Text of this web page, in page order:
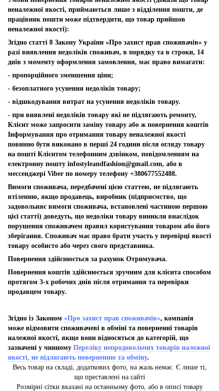
неналежної якості, приймаються лише з відділення пошти, де
працівник пошти може підтвердити, що товар прийшов
неналежної якості):
Згідно статті 8 Закону України «Про захист прав споживачів» у
разі виявлення недоліків споживач, в порядку та в строки, 14
днів з моменту оформлення замовлення, має право вимагати:
- пропорційного зменшення ціни;
- безоплатного усунення недоліків товару;
- відшкодування витрат на усунення недоліків товару.
- при виявлені недоліків товару які не підлягають ремонту,
Клієнт може запросити заміну товару або ж повернення коштів
Інформування про отримання товару неналежної якості
повинно бути виконано в перші 24 години після огляду товару
на пошті Клієнтом телефонним дзвінком, повідомленням на
електронну пошту infostyleandfashion@gmail.com, або в
мессенджері Viber по номеру телефону +380677552488.
Вимоги споживача, передбачені цією статтею, не підлягають
втіленню, якщо продавець, виробник (підприємство, що
задовольняє вимоги споживача, встановлені частиною першою
цієї статті) доведуть, що недоліки товару виникли внаслідок
порушення споживачем правил користування товаром або його
зберігання. Споживач має право брати участь у перевірці якості
товару особисто або через свого представника.
Повернення здійснюється за рахунок Отримувача.
Повернення коштів здійснюється зручним для клієнта способом
протягом 3-х робочих днів після отримання та перевірки
продавцем товару.
Згідно із Законом «Про захист прав споживачів», компанія
може відмовити споживачеві в обміні та поверненні товарів
належної якості, якщо вони відносяться до категорій, що
зазначені у чинному Переліку непродовольчих товарів належної
якості, не підлягають поверненню та обміну.
Весь товар на складі, додаткових фото, на жаль немає. Є лише ті,
що преставлені на сайті
Розмірні сітки вказані на останньому фото, або в описі товару